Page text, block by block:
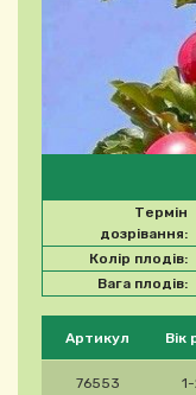
Будь ласка,
Артикул Вік
76553
Термін
дозрівання:
Колір плодів:
Вага плодів: